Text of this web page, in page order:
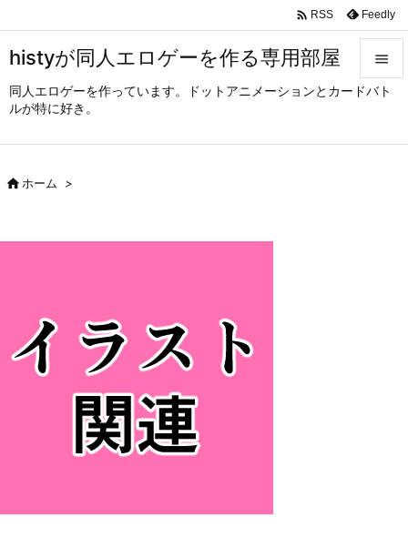
histyが同人エロゲーを作る専用部屋
同人エロゲーを作っています。ドットアニメーションとカードバト
ルが特に好き。



 RSS Feedly
ホーム >